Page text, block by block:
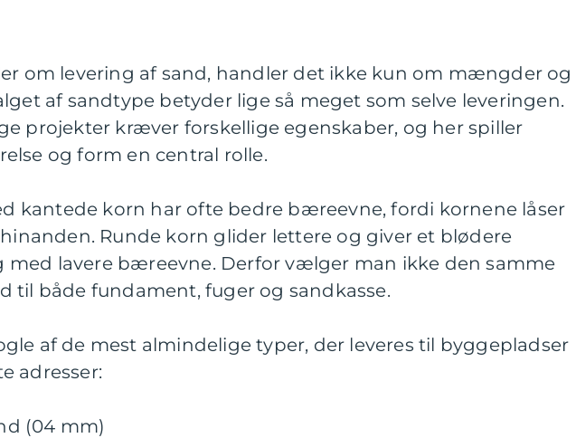
om levering af sand, handler det ikke kun om mængder og
af sandtype betyder lige så meget som selve leveringen.
projekter kræver forskellige egenskaber, og her spiller
og form en central rolle.
kantede korn har ofte bedre bæreevne, fordi kornene låser
Runde korn glider lettere og giver et blødere
med lavere bæreevne. Derfor vælger man ikke den samme
til både fundament, fuger og sandkasse.
af de mest almindelige typer, der leveres til byggepladser
adresser:
(04 mm)